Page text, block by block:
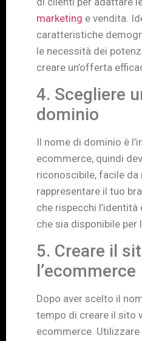
marketing e vendita.
caratteristiche
le necessità dei
creare un’offerta
4. Scegliere
dominio
Il nome di dominio è
ecommerce, quindi
riconoscibile, facile da
rappresentare il tuo
che rispecchi
che sia disponibile per
5. Creare il
l’ecommerce
Dopo aver scelto il
tempo di creare il sito
ecommerce.